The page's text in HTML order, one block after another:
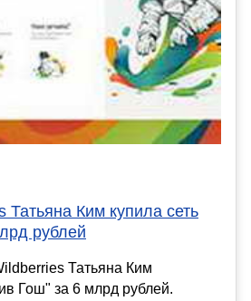
Татьяна Ким купила сеть
рублей
Татьяна Ким
Гош" за 6 млрд рублей.